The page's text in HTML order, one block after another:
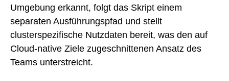
Umgebung erkannt, folgt das Skript einem
separaten Ausführungspfad und stellt
clusterspezifische Nutzdaten bereit, was den auf
Cloud-native Ziele zugeschnittenen Ansatz des
Teams unterstreicht.